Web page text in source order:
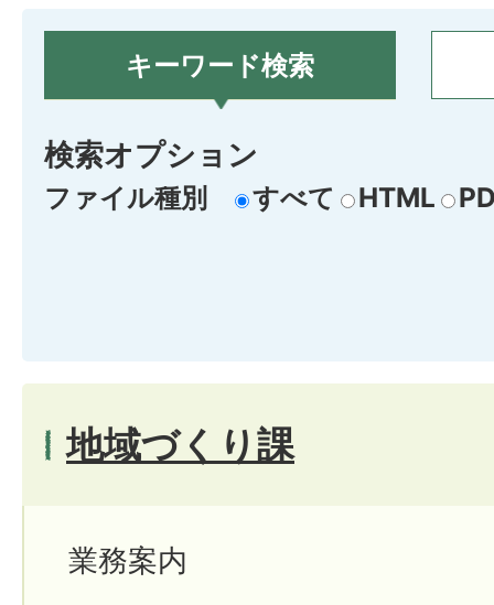
キーワード検索
検索オプション
ファイル種別 すべて HTML
地域づくり課
業務案内